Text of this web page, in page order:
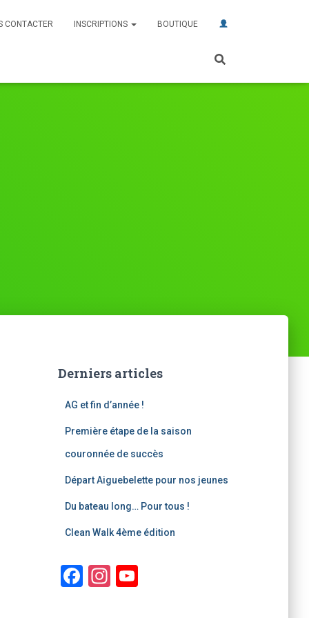
CONTACTER INSCRIPTIONS BOUTIQUE
Derniers articles
AG et fin d’année !
Première étape de la saison
couronnée de succès
Départ Aiguebelette pour nos jeunes
Du bateau long… Pour tous !
Clean Walk 4ème édition
F
In Y